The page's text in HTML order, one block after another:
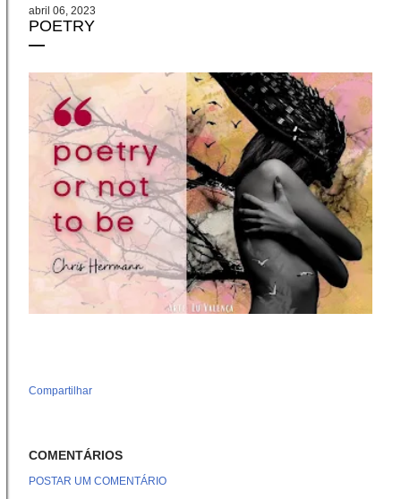
abril 06, 2023
POETRY
Compartilhar
COMENTÁRIOS
POSTAR UM COMENTÁRIO